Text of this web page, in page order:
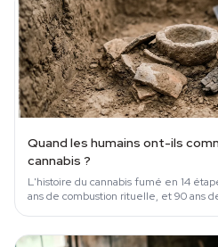
Quand les humains ont-ils
cannabis ?
L'histoire du cannabis fumé en 14
ans de combustion rituelle, et 90 ans